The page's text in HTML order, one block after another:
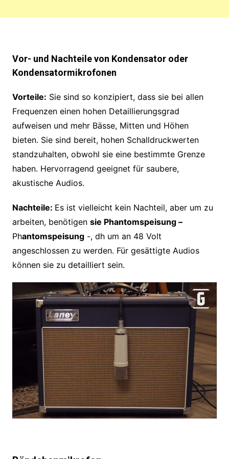
Vor- und Nachteile von Kondensator oder
Kondensatormikrofonen
Vorteile: Sie sind so konzipiert, dass sie bei allen
Frequenzen einen hohen Detaillierungsgrad
aufweisen und mehr Bässe, Mitten und Höhen
bieten. Sie sind bereit, hohen Schalldruckwerten
standzuhalten, obwohl sie eine bestimmte Grenze
haben. Hervorragend geeignet für saubere,
akustische Audios.
Nachteile: Es ist vielleicht kein Nachteil, aber um zu
arbeiten, benötigen sie Phantomspeisung –
Phantomspeisung-, dh um an 48 Volt
angeschlossen zu werden. Für gesättigte Audios
können sie zu detailliert sein.